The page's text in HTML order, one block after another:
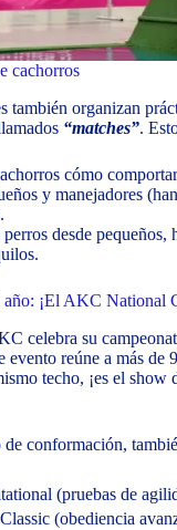
cachorros
también organizan
“matches”.
cómo
y manejadores
desde pequeños,
año: ¡El AKC National
celebra su
reúne a más de
techo, ¡es el show
de conformación,
(pruebas de
(obediencia